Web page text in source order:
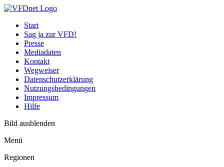
Start
Sag ja zur VFD!
Presse
Mediadaten
Kontakt
Wegweiser
Datenschutzerklärung
Nutzungsbedingungen
Impressum
Hilfe
Bild ausblenden
Menü
Regionen